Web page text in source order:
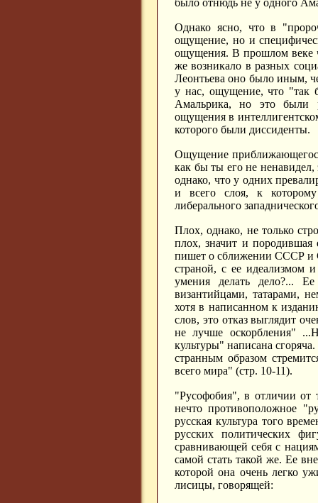
было отнюдь не у одного
Однако ясно, что в
ощущение, но и
ощущения. В прошлом веке
же возникало в разных
Леонтьева оно было иным,
у нас, ощущение, что "так
Амальрика, но это были
ощущения в
которого были диссиденты.
Ощущение
как бы ты его не ненавидел,
однако, что у одних
и всего слоя, к которому
либерального
Плох, однако, не только
плох, значит и породившая
пишет о сближении СССР и
страной, с ее идеализмом
умения делать дело?... Ее
византийцами, татарами,
хотя в написанном к
слов, это отказ выглядит
не лучше оскорбления"
культуры" написана
странным образом
всего мира" (стр. 10-11).
"Русофобия", в отличии от
нечто противоположное
русская культура того
русских политических
сравнивающей себя с
самой стать такой же. Ее
которой она очень легко
лисицы, говорящей: